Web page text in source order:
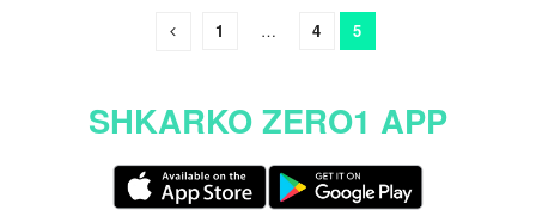
1 … 4 5
SHKARKO ZERO1 APP